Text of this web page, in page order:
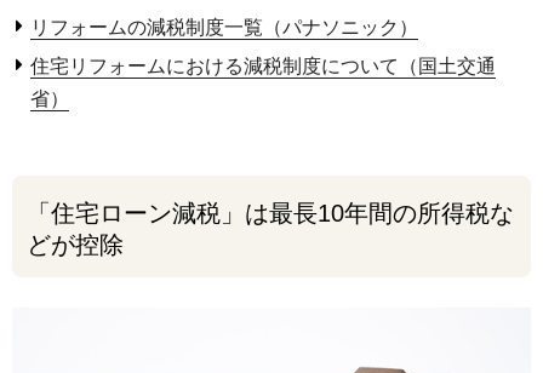
リフォームの減税制度一覧（パナソニック）
住宅リフォームにおける減税制度について（国土交通
省）
「住宅ローン減税」は最長10年間の所得税な
どが控除